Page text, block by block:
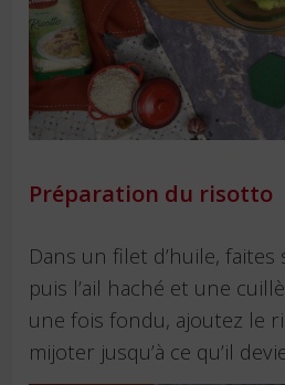
Préparation du risotto
Dans un filet d’huile, faites
puis l’ail haché et une
une fois fondu, ajoutez le
mijoter jusqu’à ce qu’il